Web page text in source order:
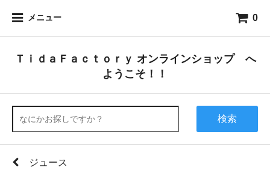
メニュー 0
ＴｉｄａＦａｃｔｏｒｙ オンラインショップ へ
ようこそ！！
検索
ジュース